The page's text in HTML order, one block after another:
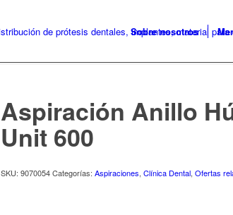
Sobre nosotros
Aspiración Anillo
Unit 600
SKU:9070054 Categorías:Aspiraciones,Clínica Dental,Ofertas